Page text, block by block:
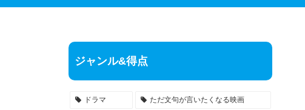
ジャンル&得点
ドラマ ただ文句が言いたくなる映画